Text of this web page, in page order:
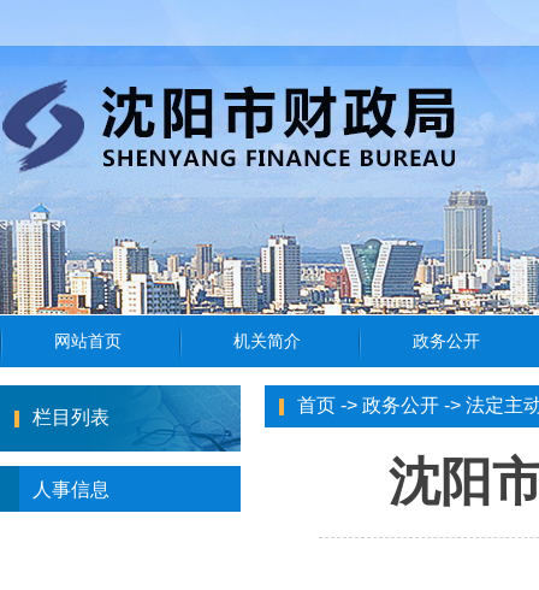
栏目列表
人事信息
首页 -> 政务公开 -> 法定主
沈阳